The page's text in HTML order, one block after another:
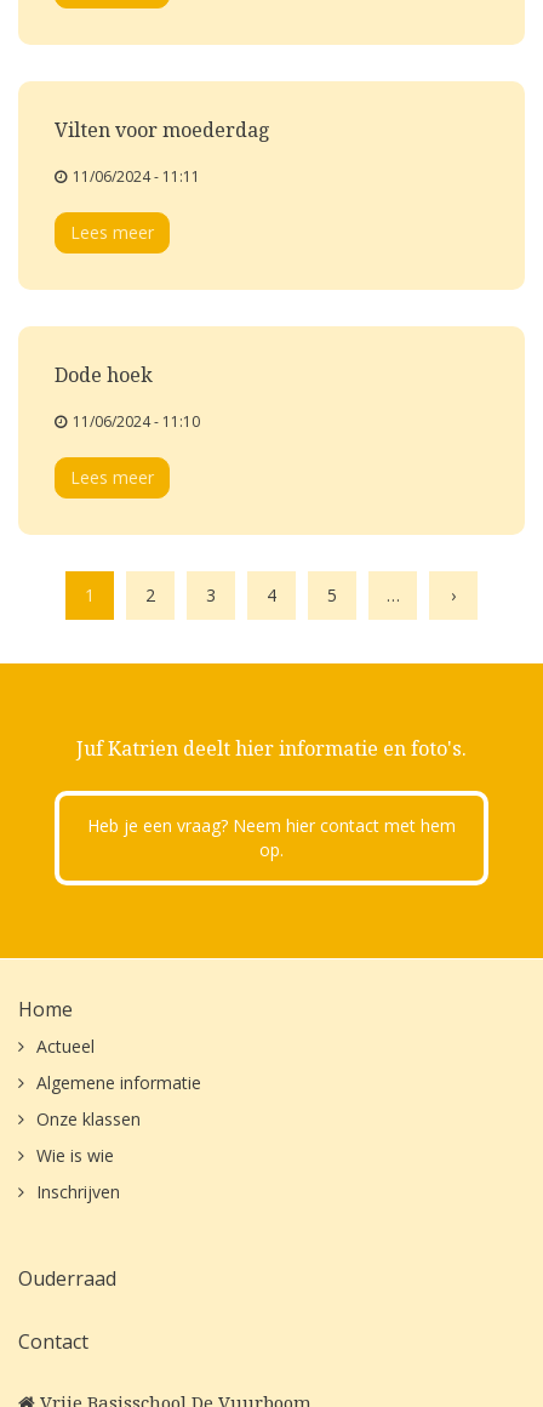
Vilten voor moederdag
11/06/2024 - 11:11
Lees meer
Dode hoek
11/06/2024 - 11:10
Lees meer
1 2 3 4 5 … ›
Juf Katrien deelt hier informatie en foto's.
Heb je een vraag? Neem hier contact met hem
op.
Home
Actueel
Algemene informatie
Onze klassen
Wie is wie
Inschrijven
Ouderraad
Contact
Vrije Basisschool De Vuurboom